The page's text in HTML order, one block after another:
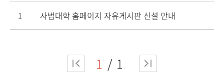
1 사범대학 홈페이지 자유게시판 신설 안내
1 1